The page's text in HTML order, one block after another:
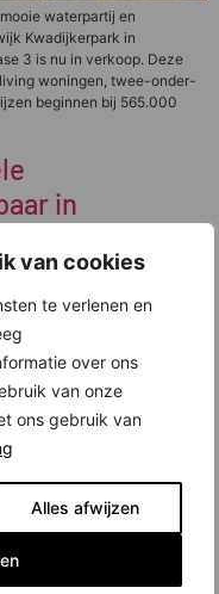
van cookies
te verlenen en
over ons
van onze
ons gebruik van
Alles afwijzen
waterpartij en
Kwadijkerpark in
3 is nu in verkoop. Deze
woningen, twee-onder-
beginnen bij 565.000
in
]e krijgt het in de schoot